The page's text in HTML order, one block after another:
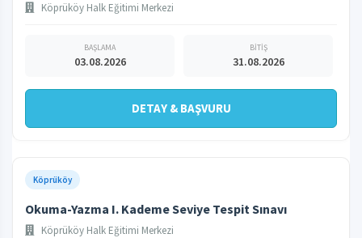
Köprüköy Halk Eğitimi Merkezi
BAŞLAMA
03.08.2026
BİTİŞ
31.08.2026
DETAY & BAŞVURU
Köprüköy
Okuma-Yazma I. Kademe Seviye Tespit Sınavı
Köprüköy Halk Eğitimi Merkezi